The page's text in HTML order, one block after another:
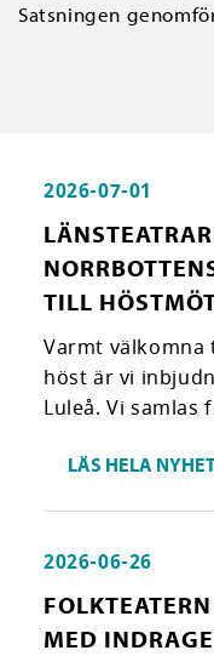
Satsningen
2026-07-01
TILL
Varmt
höst är vi
Luleå. Vi samlas
LÄS HELA
2026-06-26
MED